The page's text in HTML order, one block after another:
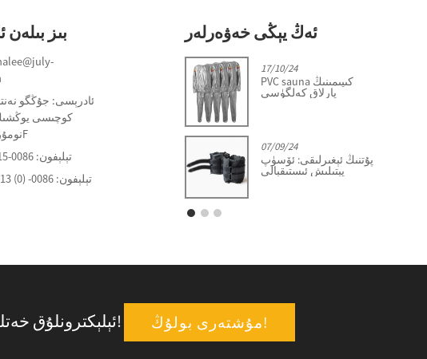
بىز بىلەن
ئادرېسى: جۇڭگو
نومۇرلۇق 6-بىنا 2F
تېلېفون: 0086-13585225615
تېلېفون: 0086- (0) 513-85665615
ئەڭ يېڭى خەۋەرلەر
كەسپىدىكى ئىلگىرىلەش
17/10/24
PVC sauna كىيىمىنىڭ
پارلاق كەلگۈسى
07/09/24
پۇتنىڭ ئېغىرلىقى: ئۆسۈپ
يېتىلىش ئىستىقبالى
ئېلېكترونلۇق خەتلىرىڭىزنى بىزگە بېرىڭ ، ھەر كۈنى ئەڭ يېڭى ئىشلار بىلەن تەپسىلىي يېڭىلىنىسىز! مۇشتەرى بولۇڭ!